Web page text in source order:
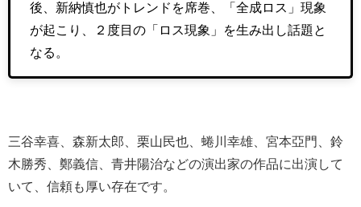
後、新納慎也がトレンドを席巻、「全成ロス」現象
が起こり、２度目の「ロス現象」を生み出し話題と
なる。
三谷幸喜、森新太郎、栗山民也、蜷川幸雄、宮本亞門、鈴
木勝秀、鄭義信、青井陽治などの演出家の作品に出演して
いて、信頼も厚い存在です。